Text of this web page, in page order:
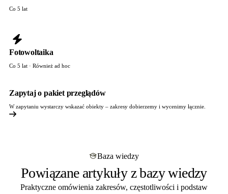
Co 5 lat
Fotowoltaika
Co 5 lat · Również ad hoc
Zapytaj o pakiet przeglądów
W zapytaniu wystarczy wskazać obiekty – zakresy dobierzemy i wycenimy łącznie.
Baza wiedzy
Powiązane artykuły z bazy wiedzy
Praktyczne omówienia zakresów, częstotliwości i podstaw